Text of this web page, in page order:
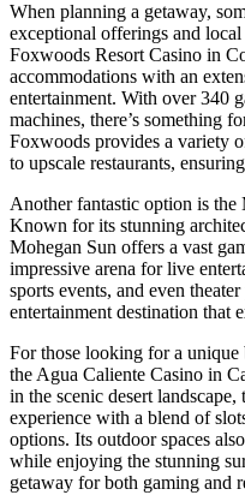
When planning a getaway,
exceptional offerings and
Foxwoods Resort Casino in
accommodations with an
entertainment. With over 340
machines, there’s something
Foxwoods provides a variety
to upscale restaurants,
Another fantastic option is the
Known for its stunning
Mohegan Sun offers a vast
impressive arena for live
sports events, and even
entertainment destination that
For those looking for a unique
the Agua Caliente Casino in
in the scenic desert
experience with a blend of
options. Its outdoor spaces
while enjoying the stunning
getaway for both gaming and